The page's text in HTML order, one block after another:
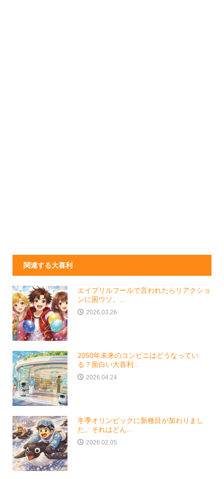
関連する大喜利
エイプリルフールで言われたらリアクショ
ンに困ウソ。...
2026.03.26
2050年未来のコンビニはどうなってい
る？面白い大喜利...
2026.04.24
冬季オリンピックに新種目が加わりまし
た。それはどん...
2026.02.05